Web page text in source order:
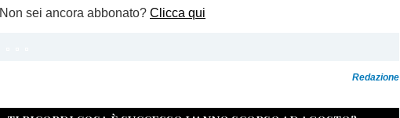
Non sei ancora abbonato? Clicca qui
Redazione